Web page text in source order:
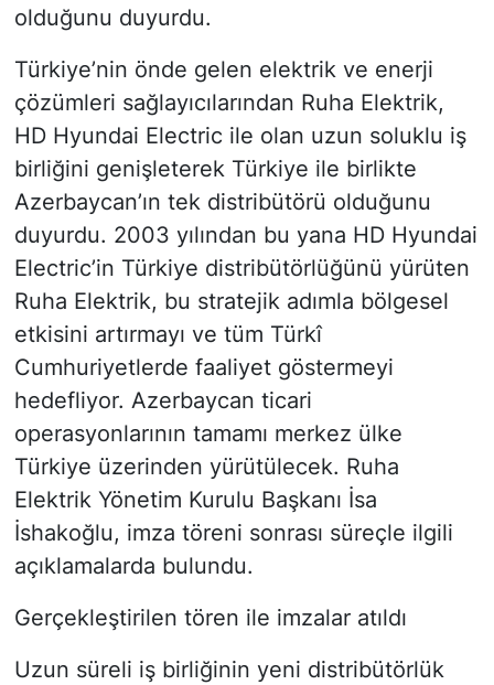
olduğunu duyurdu.
Türkiye’nin önde gelen elektrik ve enerji
çözümleri sağlayıcılarından Ruha Elektrik,
HD Hyundai Electric ile olan uzun soluklu iş
birliğini genişleterek Türkiye ile birlikte
Azerbaycan’ın tek distribütörü olduğunu
duyurdu. 2003 yılından bu yana HD Hyundai
Electric’in Türkiye distribütörlüğünü yürüten
Ruha Elektrik, bu stratejik adımla bölgesel
etkisini artırmayı ve tüm Türkî
Cumhuriyetlerde faaliyet göstermeyi
hedefliyor. Azerbaycan ticari
operasyonlarının tamamı merkez ülke
Türkiye üzerinden yürütülecek. Ruha
Elektrik Yönetim Kurulu Başkanı İsa
İshakoğlu, imza töreni sonrası süreçle ilgili
açıklamalarda bulundu.
Gerçekleştirilen tören ile imzalar atıldı
Uzun süreli iş birliğinin yeni distribütörlük